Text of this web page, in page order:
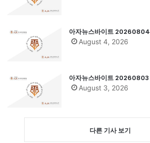
아자뉴스바이트 20260804
August 4, 2026
아자뉴스바이트 20260803
August 3, 2026
다른 기사 보기